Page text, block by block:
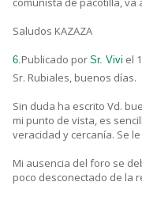
Saludos KAZAZA
6. Publicado por Sr. Vivi el
Sr. Rubiales, buenos días.
Sin duda ha escrito Vd.
mi punto de vista, es
veracidad y cercanía. Se
Mi ausencia del foro se
poco desconectado de la